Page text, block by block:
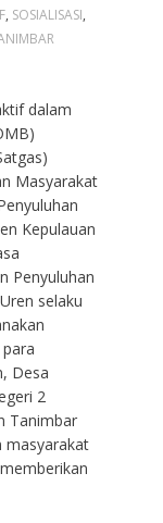
, SOSIALISASI,
dalam
Masyarakat
Kepulauan
Penyuluhan
selaku
Desa
2
Tanimbar
masyarakat